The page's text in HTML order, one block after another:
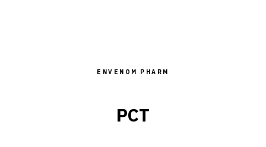
ENVENOM PHARM
PCT